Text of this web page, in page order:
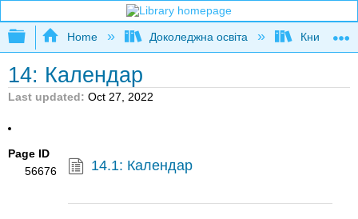
Expand/collapse global hierarchy
Home Доколеджна освіта Книга:
14: Календар
Last updated Oct 27, 2022
Page ID
56676
14.1: Календар